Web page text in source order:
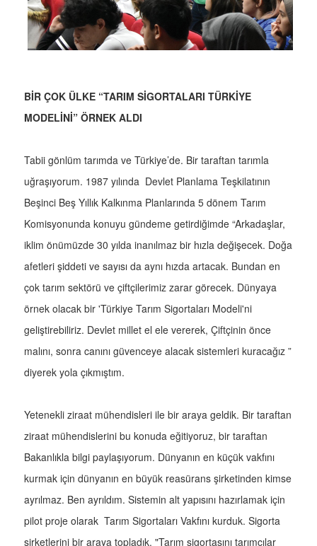
BİR ÇOK ÜLKE “TARIM SİGORTALARI TÜRKİYE
MODELİNİ” ÖRNEK ALDI
Tabii gönlüm tarımda ve Türkiye’de. Bir taraftan tarımla
uğraşıyorum. 1987 yılında Devlet Planlama Teşkilatının
Beşinci Beş Yıllık Kalkınma Planlarında 5 dönem Tarım
Komisyonunda konuyu gündeme getirdiğimde “Arkadaşlar,
iklim önümüzde 30 yılda inanılmaz bir hızla değişecek. Doğa
afetleri şiddeti ve sayısı da aynı hızda artacak. Bundan en
çok tarım sektörü ve çiftçilerimiz zarar görecek. Dünyaya
örnek olacak bir 'Türkiye Tarım Sigortaları Modeli'ni
geliştirebiliriz. Devlet millet el ele vererek, Çiftçinin önce
malını, sonra canını güvenceye alacak sistemleri kuracağız ”
diyerek yola çıkmıştım.
Yetenekli ziraat mühendisleri ile bir araya geldik. Bir taraftan
ziraat mühendislerini bu konuda eğitiyoruz, bir taraftan
Bakanlıkla bilgi paylaşıyorum. Dünyanın en küçük vakfını
kurmak için dünyanın en büyük reasürans şirketinden kimse
ayrılmaz. Ben ayrıldım. Sistemin alt yapısını hazırlamak için
pilot proje olarak Tarım Sigortaları Vakfını kurduk. Sigorta
şirketlerini bir araya topladık. "Tarım sigortasını tarımcılar